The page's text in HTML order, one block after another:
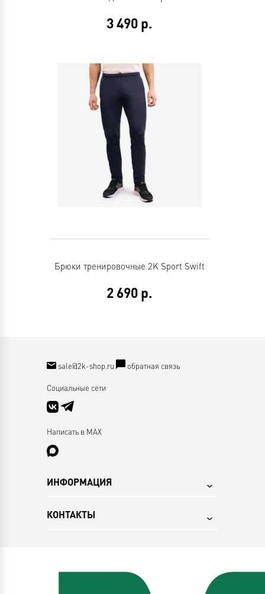
3 490 р.
Брюки тренировочные 2K Sport Swift
2 690 р.
sale@2k-shop.ru обратная связь
Социальные сети
Написать в MAX
ИНФОРМАЦИЯ
КОНТАКТЫ